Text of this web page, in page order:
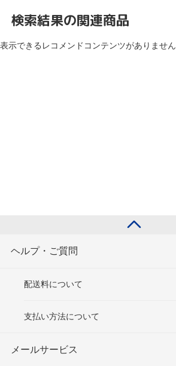
検索結果の関連商品
表示できるレコメンドコンテンツがありません
ヘルプ・ご質問
配送料について
支払い方法について
メールサービス